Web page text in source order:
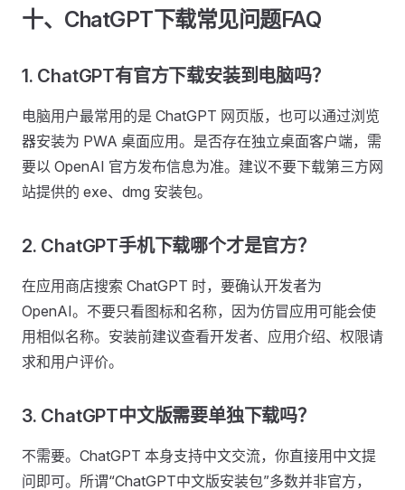
十、ChatGPT下载常见问题FAQ
1. ChatGPT有官方下载安装到电脑吗？
电脑用户最常用的是 ChatGPT 网页版，也可以通过浏览
器安装为 PWA 桌面应用。是否存在独立桌面客户端，需
要以 OpenAI 官方发布信息为准。建议不要下载第三方网
站提供的 exe、dmg 安装包。
2. ChatGPT手机下载哪个才是官方？
在应用商店搜索 ChatGPT 时，要确认开发者为
OpenAI。不要只看图标和名称，因为仿冒应用可能会使
用相似名称。安装前建议查看开发者、应用介绍、权限请
求和用户评价。
3. ChatGPT中文版需要单独下载吗？
不需要。ChatGPT 本身支持中文交流，你直接用中文提
问即可。所谓“ChatGPT中文版安装包”多数并非官方，